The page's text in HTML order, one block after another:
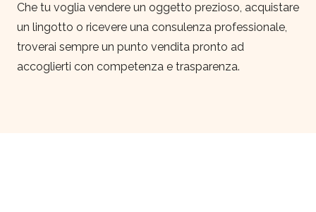
Che tu voglia vendere un oggetto prezioso, acquistare
un lingotto o ricevere una consulenza professionale,
troverai sempre un punto vendita pronto ad
accoglierti con competenza e trasparenza.